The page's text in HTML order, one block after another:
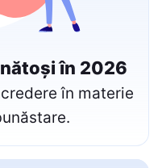
în 2026
în materie